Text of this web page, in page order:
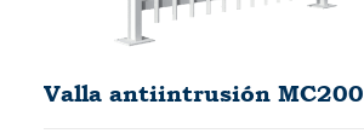
Valla antiintrusión MC200